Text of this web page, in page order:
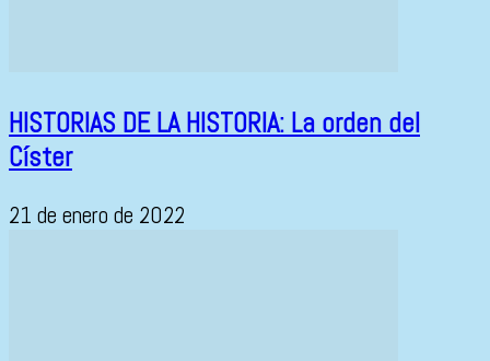
HISTORIAS DE LA HISTORIA: La orden del
Císter
21 de enero de 2022